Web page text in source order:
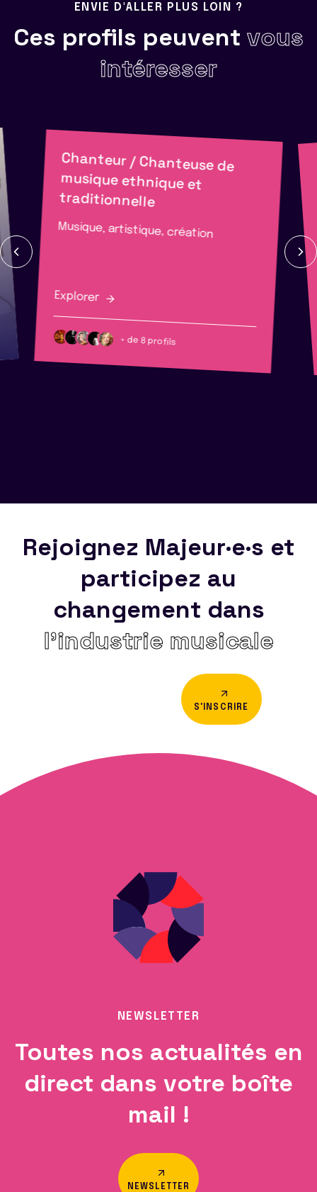
ENVIE D'ALLER PLUS LOIN ?
Ces profils peuvent vous
intéresser
Chanteur / Chanteuse de
musique ethnique et
traditionnelle
Musique, artistique, création
Explorer
+ de 8 profils
Rejoignez Majeur·e·s et
participez au
changement dans
l’industrie musicale
S'INSCRIRE
NEWSLETTER
Toutes nos actualités en
direct dans votre boîte
mail !
NEWSLETTER